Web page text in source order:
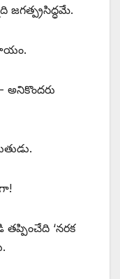
జగత్ప్రసిద్ధమే.
తప్పించేది ‘నరక